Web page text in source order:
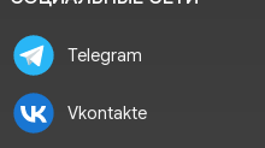
Telegram
Vkontakte